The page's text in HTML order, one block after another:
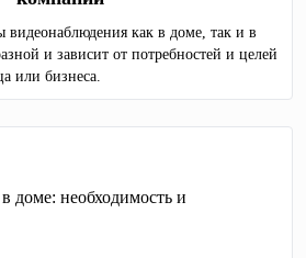
видеонаблюдения как в доме, так и в
и зависит от потребностей и целей
или бизнеса.